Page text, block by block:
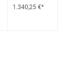
1.340,25 €*